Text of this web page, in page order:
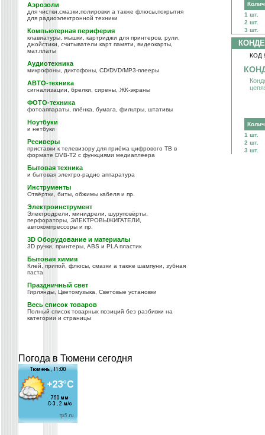
Аэрозоли
для чистки,смазки,полировки а также флюсы,покрытия
для радиоэлектронной техники
Компьютерная периферия
клавиатуры, мышки, картриджи для принтеров, рули,
джойстики, считыватели карт памяти, видеокарты,
мат.платы
Аудиотехника
микрофоны, диктофоны, CD/DVD/MP3-плееры
АВТО-техника
сигнализации, брелки, сирены, ЖК-экраны
ФОТО-техника
фотоаппараты, плёнка, бумага, фильтры, штативы
Ноутбуки
и нетбуки
Ресиверы
приставки к телевизору для приёма цифрового ТВ в
формате DVB-T2 с функциями медиаплеера
Бытовая техника
и бытовая электро-радио аппаратура
Инструменты
Отвёртки, биты, обжимы кабеля и пр.
Электроинструмент
Электродрели, минидрели, шуруповёрты,
перфораторы, ЭЛЕКТРОВЫЖИГАТЕЛИ,
автокомпрессоры и пр.
3D Оборудование и материалы
3D ручки, принтеры, ABS и PLA пластик
Бытовая химия
Клей, припой, флюсы, смазки а также шампуни, зубная
паста
Праздничный свет
Гирлянды, Цветомузыка, Световые установки
Весь список товаров
Полный список товарных позиций без разбивки на
категории и страницы
Погода в Тюмени сегодня
1 шт.
2 шт.
3 шт.
КОД
1 шт.
2 шт.
3 шт.